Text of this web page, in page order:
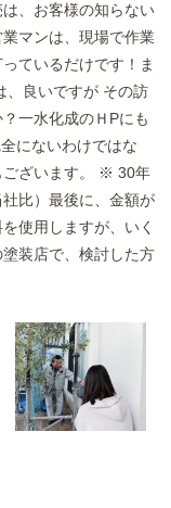
、お客様の知らない
マンは、現場で作業
ているだけです！ま
、良いですが その訪
一水化成のＨPにも
にないわけではな
ございます。 ※ 30年
比）最後に、金額が
使用しますが、いく
装店で、検討した方